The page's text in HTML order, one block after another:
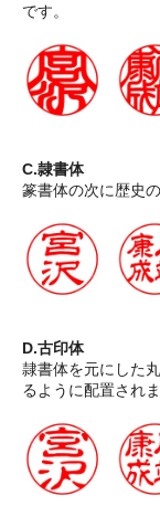
です。
C.隷書体
篆書体の次に歴史
D.古印体
隷書体を元にした
るように配置されま